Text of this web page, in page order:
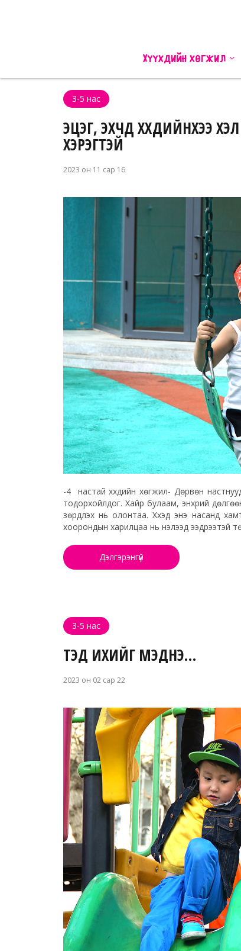
Хүүхдийн хөгжил
3-5 нас
ЭЦЭГ, ЭХЧҮҮД
ХЭРЭГТЭЙ
2023 он 11 сар 16
-4 настай хүүхдийн хөгжил- Дөрвөн
тодорхойлдог. Хайр булаам, энхрий
зөрүүдлэх нь олонтаа. Хүүхэд энэ насанд
хоорондын харилцаа нь нэлээд ээдрээтэй
Дэлгэрэнгүй
3-5 нас
ТЭД ИХИЙГ МЭДНЭ…
2023 он 02 сар 22